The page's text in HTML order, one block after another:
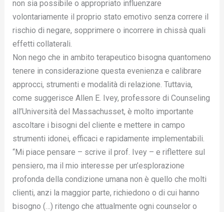
non sia possibile o appropriato influenzare
volontariamente il proprio stato emotivo senza correre il
rischio di negare, sopprimere o incorrere in chissà quali
effetti collaterali.
Non nego che in ambito terapeutico bisogna quantomeno
tenere in considerazione questa evenienza e calibrare
approcci, strumenti e modalità di relazione. Tuttavia,
come suggerisce Allen E. Ivey, professore di Counseling
all’Università del Massachusset, è molto importante
ascoltare i bisogni del cliente e mettere in campo
strumenti idonei, efficaci e rapidamente implementabili.
“Mi piace pensare – scrive il prof. Ivey – e riflettere sul
pensiero, ma il mio interesse per un’esplorazione
profonda della condizione umana non è quello che molti
clienti, anzi la maggior parte, richiedono o di cui hanno
bisogno (…) ritengo che attualmente ogni counselor o